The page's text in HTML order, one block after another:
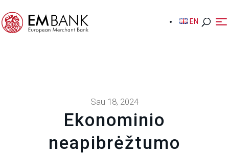
EN
EN
Sau 18, 2024
Ekonominio
neapibrėžtumo